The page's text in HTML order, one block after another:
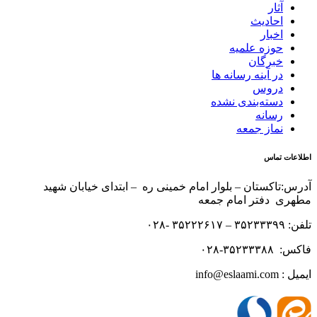
آثار
احادیث
اخبار
حوزه علمیه
خبرگان
در آینه رسانه ها
دروس
دسته‌بندی نشده
رسانه
نماز جمعه
اطلاعات تماس
آدرس:تاکستان – بلوار امام خمینی ره – ابتدای خیابان شهید
مطهری دفتر امام جمعه
تلفن: ۳۵۲۳۳۳۹۹ – ۳۵۲۲۲۶۱۷ -۰۲۸
فاکس: ۳۵۲۳۳۳۸۸-۰۲۸
ایمیل : info@eslaami.com